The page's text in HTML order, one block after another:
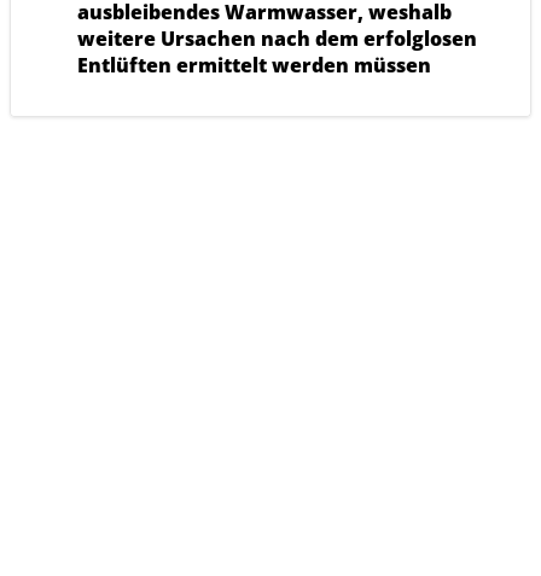
ausbleibendes Warmwasser, weshalb
weitere Ursachen nach dem erfolglosen
Entlüften ermittelt werden müssen